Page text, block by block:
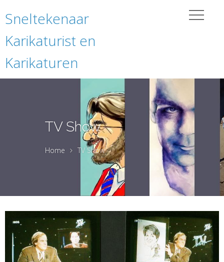
Sneltekenaar
Karikaturist en
Karikaturen
TV Show
Home TV Show